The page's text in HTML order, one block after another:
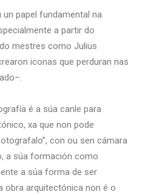
papel fundamental na
a partir do
mestres como Julius
iconas que perduran nas
é a súa canle para
xa que non pode
con ou sen cámara
a súa formación como
a súa forma de ser
arquitectónica non é o